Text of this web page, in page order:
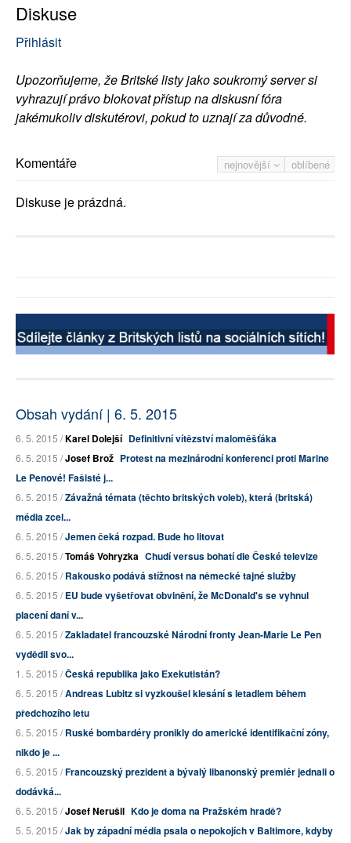
Diskuse
Přihlásit
Upozorňujeme, že Britské listy jako soukromý server si
vyhrazují právo blokovat přístup na diskusní fóra
jakémukoliv diskutérovi, pokud to uznají za důvodné.
nejnovější oblíbené
Komentáře
Diskuse je prázdná.
Obsah vydání | 6. 5. 2015
6. 5. 2015 /Karel Dolejší Definitivní vítězství maloměšťáka
6. 5. 2015 /Josef Brož Protest na mezinárodní konferenci proti Marine
Le Penové! Fašisté j...
6. 5. 2015 /Závažná témata (těchto britských voleb), která (britská)
média zcel...
6. 5. 2015 /Jemen čeká rozpad. Bude ho litovat
6. 5. 2015 /Tomáš Vohryzka Chudí versus bohatí dle České televize
6. 5. 2015 /Rakousko podává stížnost na německé tajné služby
6. 5. 2015 /EU bude vyšetřovat obvinění, že McDonald's se vyhnul
placení daní v...
6. 5. 2015 /Zakladatel francouzské Národní fronty Jean-Marie Le Pen
vydědil svo...
1. 5. 2015 /Česká republika jako Exekutistán?
6. 5. 2015 /Andreas Lubitz si vyzkoušel klesání s letadlem během
předchozího letu
6. 5. 2015 /Ruské bombardéry pronikly do americké identifikační zóny,
nikdo je ...
6. 5. 2015 /Francouzský prezident a bývalý libanonský premiér jednali o
dodávká...
6. 5. 2015 /Josef Nerušil Kdo je doma na Pražském hradě?
5. 5. 2015 /Jak by západní média psala o nepokojích v Baltimore, kdyby